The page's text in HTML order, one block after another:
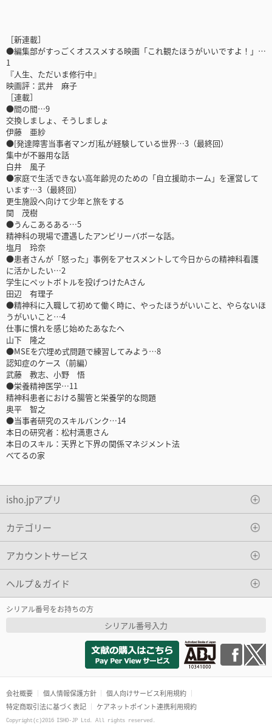
［新連載］
●編集部がすっごくオススメする映画「これ観たほうがいいですよ！」…
1
『人生、ただいま修行中』
映画評：武井 麻子
［連載］
●間の間…9
交換しましょ、そうしましょ
伊藤 亜紗
●[発達障害当事者マンガ]私が経験している世界…3（最終回）
集中が不器用な話
白井 風子
●家庭で生活できない高年齢児のための「自立援助ホーム」を運営して
います…3（最終回）
更生施設へ向けて少年と旅をする
関 茂樹
●うんこあるある…5
精神科の現場で遭遇したアンビリーバボーな話。
塩月 玲奈
●患者さんが「怒った」事例をアセスメントして今日からの精神科看護
に活かしたい…2
学生にペットボトルを投げつけたAさん
田辺 有理子
●精神科に入職して初めて働く時に、やったほうがいいこと、やらないほ
うがいいこと…4
仕事に慣れを感じ始めたあなたへ
山下 隆之
●MSEを穴埋め式問題で練習してみよう…8
認知症のケース（前編）
武藤 教志、小野 悟
●栄養精神医学…11
精神科患者における腸管と栄養学的な問題
奥平 智之
●当事者研究のスキルバンク…14
本日の研究者：松村満恵さん
本日のスキル：天界と下界の関係マネジメント法
べてるの家
isho.jpアプリ
カテゴリー
アカウントサービス
ヘルプ＆ガイド
シリアル番号をお持ちの方
シリアル番号入力
会社概要 個人情報保護方針
個人向けサービス利用規約
特定商取引法に基づく表記
ケアネットポイント連携利用規約
Copyright(c)2016 ISHO-JP Ltd. All rights reserved.